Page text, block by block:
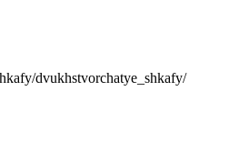
dvukhstvorchatye_shkafy/